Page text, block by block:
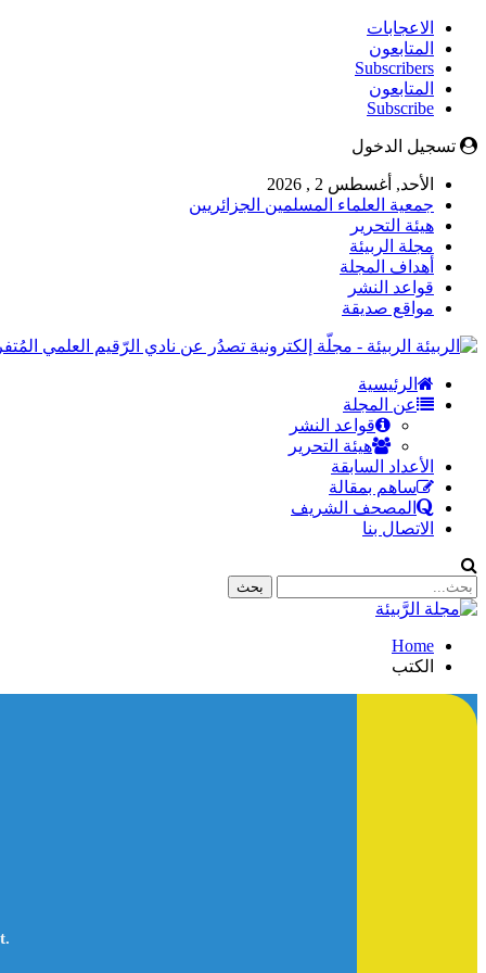
الاعجابات
المتابعون
Subscribers
المتابعون
Subscribe
تسجيل الدخول
الأحد, أغسطس 2 , 2026
جمعية العلماء المسلمين الجزائريين
هيئة التحرير
مجلة الربيئة
أهداف المجلة
قواعد النشر
مواقع صديقة
الربيئة - مجلّة إلكترونية تصدُر عن نادي الرّقيم العلمي
الرئيسية
عن المجلة
قواعد النشر
هيئة التحرير
الأعداد السابقة
ساهم بمقالة
المصحف الشريف
الاتصال بنا
Home
الكتب